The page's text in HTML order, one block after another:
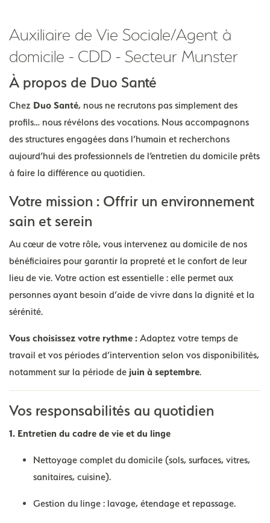
Auxiliaire de Vie Sociale/Agent à
domicile - CDD - Secteur Munster
À propos de Duo Santé
Chez Duo Santé, nous ne recrutons pas simplement des
profils… nous révélons des vocations. Nous accompagnons
des structures engagées dans l’humain et recherchons
aujourd’hui des professionnels de l’entretien du domicile prêts
à faire la différence au quotidien.
Votre mission : Offrir un environnement
sain et serein
Au cœur de votre rôle, vous intervenez au domicile de nos
bénéficiaires pour garantir la propreté et le confort de leur
lieu de vie. Votre action est essentielle : elle permet aux
personnes ayant besoin d’aide de vivre dans la dignité et la
sérénité.
Vous choisissez votre rythme : Adaptez votre temps de
travail et vos périodes d’intervention selon vos disponibilités,
notamment sur la période de juin à septembre.
Vos responsabilités au quotidien
1. Entretien du cadre de vie et du linge
Nettoyage complet du domicile (sols, surfaces, vitres,
sanitaires, cuisine).
Gestion du linge : lavage, étendage et repassage.